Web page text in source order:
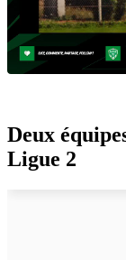
Deux
Ligue 2